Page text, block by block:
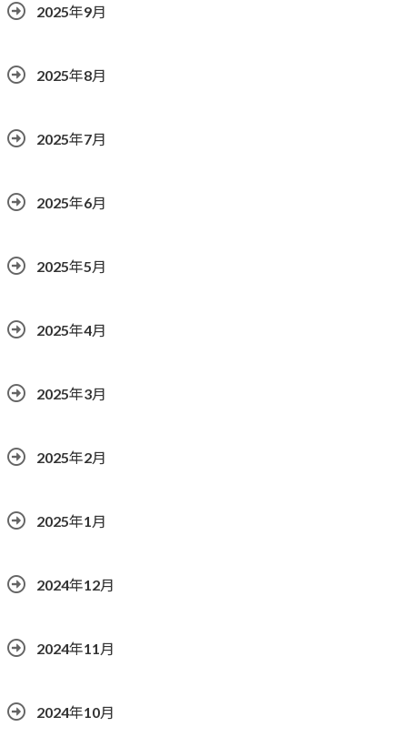
2025年9月
2025年8月
2025年7月
2025年6月
2025年5月
2025年4月
2025年3月
2025年2月
2025年1月
2024年12月
2024年11月
2024年10月